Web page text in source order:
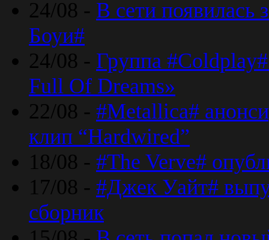
24/08 - В сети появилась
Боуи#
24/08 - Группа
Full Of Dreams»
22/08 - #Metallica#
клип “Hardwired”
18/08 - #The Verve#
17/08 - #Джек Уайт#
сборник